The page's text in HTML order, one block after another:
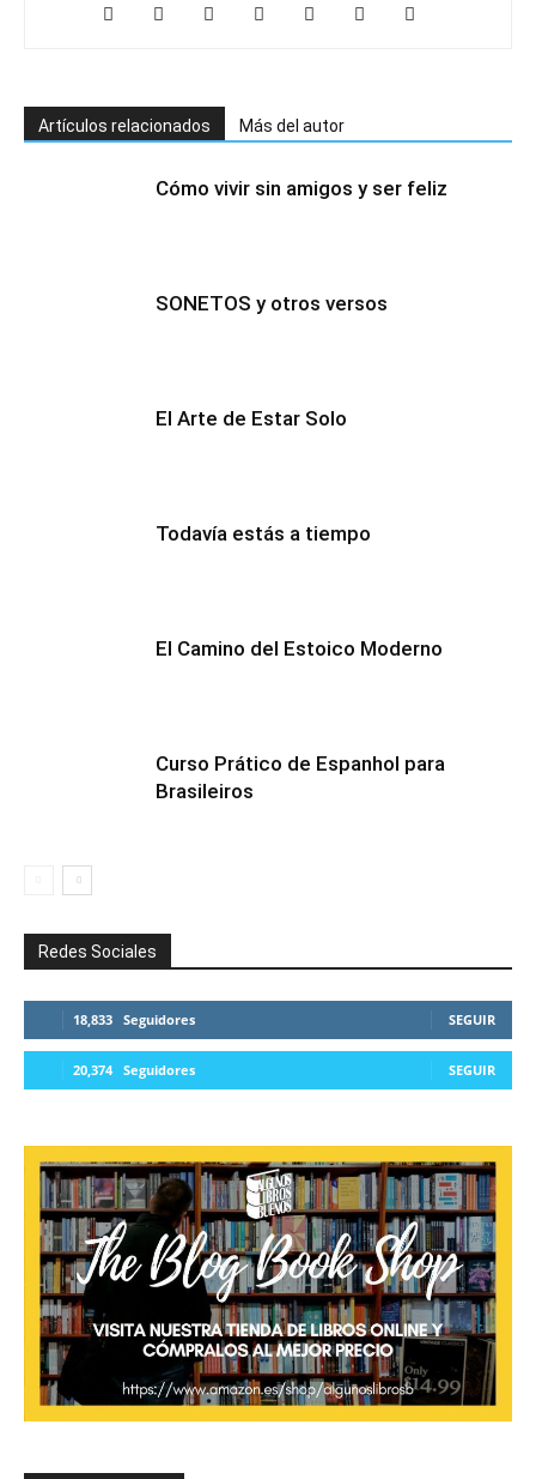
Artículos relacionados Más del autor
Cómo vivir sin amigos y ser feliz
SONETOS y otros versos
El Arte de Estar Solo
Todavía estás a tiempo
El Camino del Estoico Moderno
Curso Prático de Espanhol para
Brasileiros
Redes Sociales
18,833 Seguidores SEGUIR
20,374 Seguidores SEGUIR